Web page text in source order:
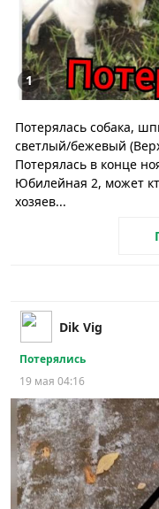
1
Потерялась собака,
светлый/бежевый
Потерялась в конце
Юбилейная 2, может
хозяев...
Dik Vig
Потерялись
19 мая 04:16